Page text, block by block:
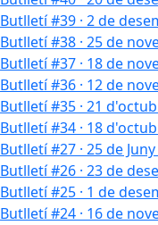
Butlletí #39 · 2 de
Butlletí #38 · 25 de
Butlletí #37 · 18 de
Butlletí #36 · 12 de
Butlletí #35 · 21
Butlletí #34 · 18
Butlletí #27 · 25 de Juny
Butlletí #26 · 23 de
Butlletí #25 · 1 de
Butlletí #24 · 16 de